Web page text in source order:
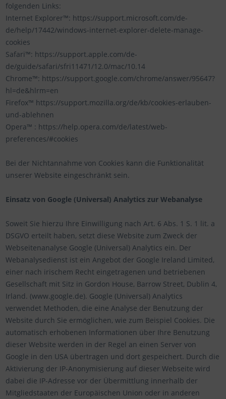
folgenden Links:
Internet Explorer™: https://support.microsoft.com/de-
de/help/17442/windows-internet-explorer-delete-manage-
cookies
Safari™: https://support.apple.com/de-
de/guide/safari/sfri11471/12.0/mac/10.14
Chrome™: https://support.google.com/chrome/answer/95647?
hl=de&hlrm=en
Firefox™ https://support.mozilla.org/de/kb/cookies-erlauben-
und-ablehnen
Opera™ : https://help.opera.com/de/latest/web-
preferences/#cookies
Bei der Nichtannahme von Cookies kann die Funktionalität
unserer Website eingeschränkt sein.
Einsatz von Google (Universal) Analytics zur Webanalyse
Soweit Sie hierzu Ihre Einwilligung nach Art. 6 Abs. 1 S. 1 lit. a
DSGVO erteilt haben, setzt diese Website zum Zweck der
Webseitenanalyse Google (Universal) Analytics ein. Der
Webanalysedienst ist ein Angebot der Google Ireland Limited,
einer nach irischem Recht eingetragenen und betriebenen
Gesellschaft mit Sitz in Gordon House, Barrow Street, Dublin 4,
Irland. (www.google.de). Google (Universal) Analytics
verwendet Methoden, die eine Analyse der Benutzung der
Website durch Sie ermöglichen, wie zum Beispiel Cookies. Die
automatisch erhobenen Informationen über Ihre Benutzung
dieser Website werden in der Regel an einen Server von
Google in den USA übertragen und dort gespeichert. Durch die
Aktivierung der IP-Anonymisierung auf dieser Webseite wird
dabei die IP-Adresse vor der Übermittlung innerhalb der
Mitgliedstaaten der Europäischen Union oder in anderen